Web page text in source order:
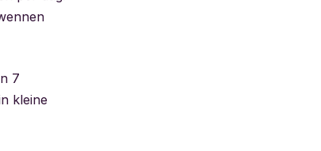
7
kleine